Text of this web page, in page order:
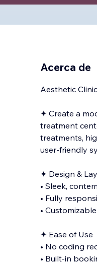
Acerca de
Aesthetic
✦ Create a
treatment
treatments,
user-friendly
✦ Design &
• Sleek,
• Fully
•
✦ Ease of Use
• No coding
• Built-in